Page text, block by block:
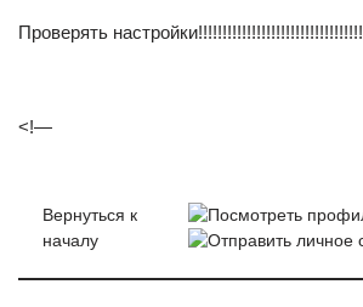
Проверять настройки!!!!!!!!!!!!!!!!!!!!!!!!!!!!!!!!!!
<!—
Вернуться к
началу